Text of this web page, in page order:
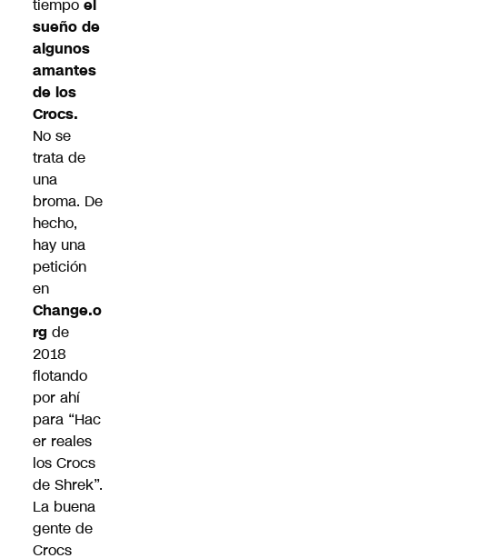
tiempo el
sueño de
algunos
amantes
de los
Crocs.
No se
trata de
una
broma. De
hecho,
hay una
petición
en
Change.o
rg de
2018
flotando
por ahí
para “Hac
er reales
los Crocs
de Shrek”.
La buena
gente de
Crocs